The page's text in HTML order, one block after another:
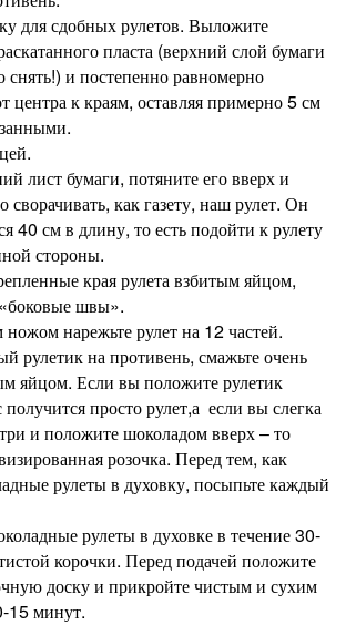
для сдобных рулетов. Выложите
пласта (верхний слой бумаги
снять!) и постепенно равномерно
центра к краям, оставляя примерно 5 см
лист бумаги, потяните его вверх и
сворачивать, как газету, наш рулет. Он
40 см в длину, то есть подойти к рулету
стороны.
края рулета взбитым яйцом,
швы».
нарежьте рулет на 12 частей.
рулетик на противень, смажьте очень
яйцом. Если вы положите рулетик
просто рулет,а если вы слегка
и положите шоколадом вверх – то
розочка. Перед тем, как
рулеты в духовку, посыпьте каждый
рулеты в духовке в течение 30-
корочки. Перед подачей положите
доску и прикройте чистым и сухим
15 минут.